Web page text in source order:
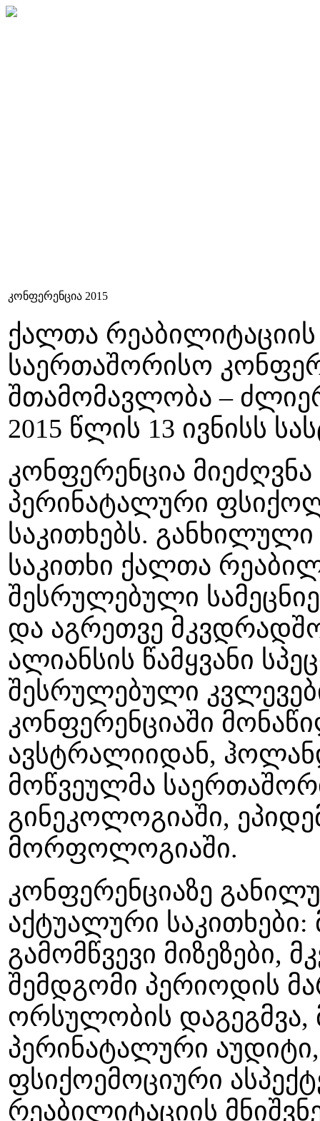
კონფერენცია 2015
ქალთა რეაბილიტაციის
საერთაშორისო
შთამომავლობა –
2015 წლის 13 ივნისს
კონფერენცია
პერინატალური
საკითხებს.
საკითხი ქალთა
შესრულებული
და აგრეთვე
ალიანსის წამყვანი
შესრულებული
კონფერენციაში
ავსტრალიიდან,
მოწვეულმა
გინეკოლოგიაში,
მორფოლოგიაში.
კონფერენციაზე
აქტუალური
გამომწვევი მიზეზები,
შემდგომი პერიოდის
ორსულობის
პერინატალური
ფსიქოემოციური
რეაბილიტაციის